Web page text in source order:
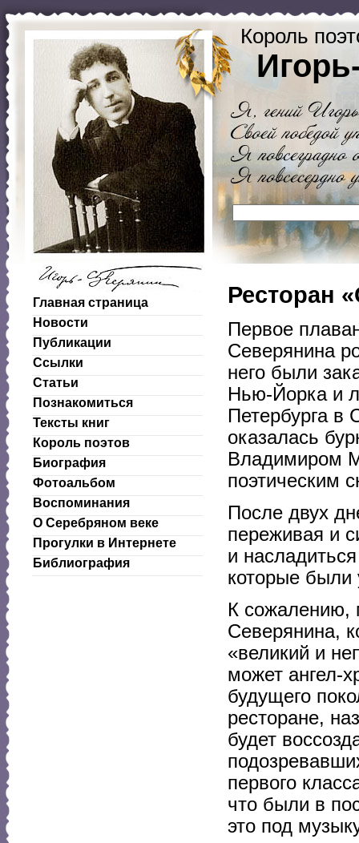
Король
Главная страница
Новости
Публикации
Ссылки
Статьи
Познакомиться
Тексты книг
Король поэтов
Биография
Фотоальбом
Воспоминания
О Серебряном веке
Прогулки в Интернете
Библиография
Ресторан
Первое
Северянина
него были
Нью-Йорка и
Петербурга в
оказалась
Владимиром
поэтическим
После двух
переживая и
и
которые были
К сожалению,
Северянина,
«великий и
может ангел-
будущего
ресторане,
будет
первого
что были в
это под